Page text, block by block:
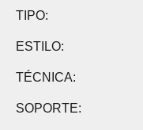
TIPO:
ESTILO:
TÉCNICA:
SOPORTE: